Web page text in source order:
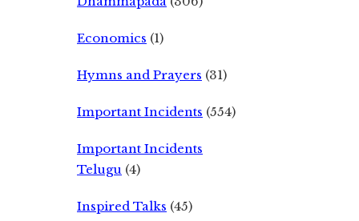
Economics (1)
Hymns and Prayers (31)
Important Incidents (554)
Important Incidents
Telugu (4)
Inspired Talks (45)